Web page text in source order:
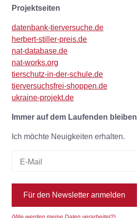
Projektseiten
datenbank-tierversuche.de
herbert-stiller-preis.de
nat-database.de
nat-works.org
tierschutz-in-der-schule.de
tierversuchsfrei-shoppen.de
ukraine-projekt.de
Immer auf dem Laufenden bleiben
Ich möchte Neuigkeiten erhalten.
Für den Newsletter anmelden
(Wie werden meine Daten verarbeitet?)